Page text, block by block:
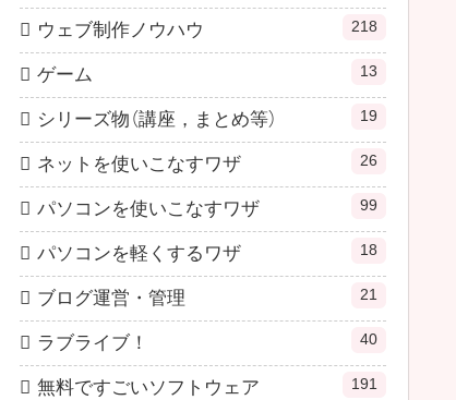
ウェブ制作ノウハウ 218
ゲーム 13
シリーズ物（講座，まとめ等） 19
ネットを使いこなすワザ 26
パソコンを使いこなすワザ 99
パソコンを軽くするワザ 18
ブログ運営・管理 21
ラブライブ！ 40
無料ですごいソフトウェア 191